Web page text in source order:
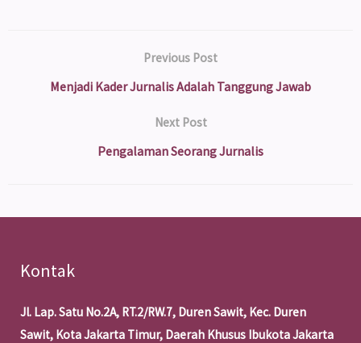
Previous Post
Menjadi Kader Jurnalis Adalah Tanggung Jawab
Next Post
Pengalaman Seorang Jurnalis
Kontak
Jl. Lap. Satu No.2A, RT.2/RW.7, Duren Sawit, Kec. Duren
Sawit, Kota Jakarta Timur, Daerah Khusus Ibukota Jakarta